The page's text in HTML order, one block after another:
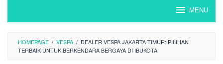
MENU
HOMEPAGE / VESPA / DEALER VESPA JAKARTA TIMUR: PILIHAN
TERBAIK UNTUK BERKENDARA BERGAYA DI IBUKOTA